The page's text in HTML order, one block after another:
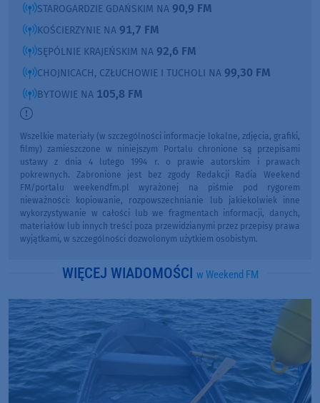
STAROGARDZIE GDAŃSKIM NA 90,9 FM
KOŚCIERZYNIE NA 91,7 FM
SĘPÓLNIE KRAJEŃSKIM NA 92,6 FM
CHOJNICACH, CZŁUCHOWIE I TUCHOLI NA 99,30 FM
BYTOWIE NA 105,8 FM
Wszelkie materiały (w szczególności informacje lokalne, zdjęcia, grafiki,
filmy) zamieszczone w niniejszym Portalu chronione są przepisami
ustawy z dnia 4 lutego 1994 r. o prawie autorskim i prawach
pokrewnych. Zabronione jest bez zgody Redakcji Radia Weekend
FM/portalu weekendfm.pl wyrażonej na piśmie pod rygorem
nieważności: kopiowanie, rozpowszechnianie lub jakiekolwiek inne
wykorzystywanie w całości lub we fragmentach informacji, danych,
materiałów lub innych treści poza przewidzianymi przez przepisy prawa
wyjątkami, w szczególności dozwolonym użytkiem osobistym.
WIĘCEJ WIADOMOŚCI w Weekend FM